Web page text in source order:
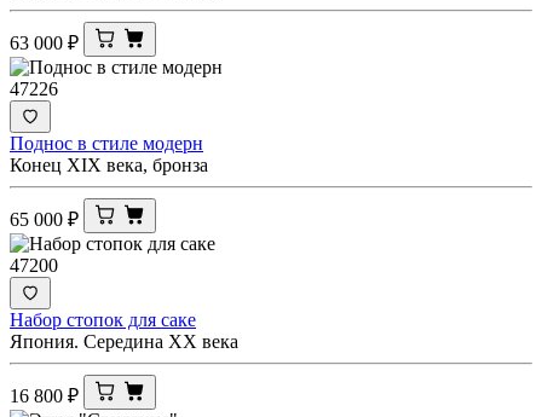
63 000 ₽
47226
Поднос в стиле модерн
Конец XIX века, бронза
65 000 ₽
47200
Набор стопок для саке
Япония. Середина ХХ века
16 800 ₽